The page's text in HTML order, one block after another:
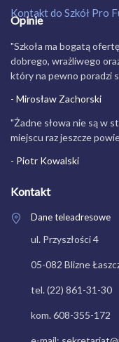
Kontakt do Szkół Pro
Opinie
"Szkoła ma bogatą
dobrego, wrażliwego
który na pewno poradzi
- Mirosław Zachorski
"Żadne słowa nie są w
miejscu raz jeszcze
- Piotr Kowalski
Kontakt
Dane teleadresowe
ul. Przyszłości 4
05-082 Blizne
tel. (22) 861-31-30
kom. 608-355-172